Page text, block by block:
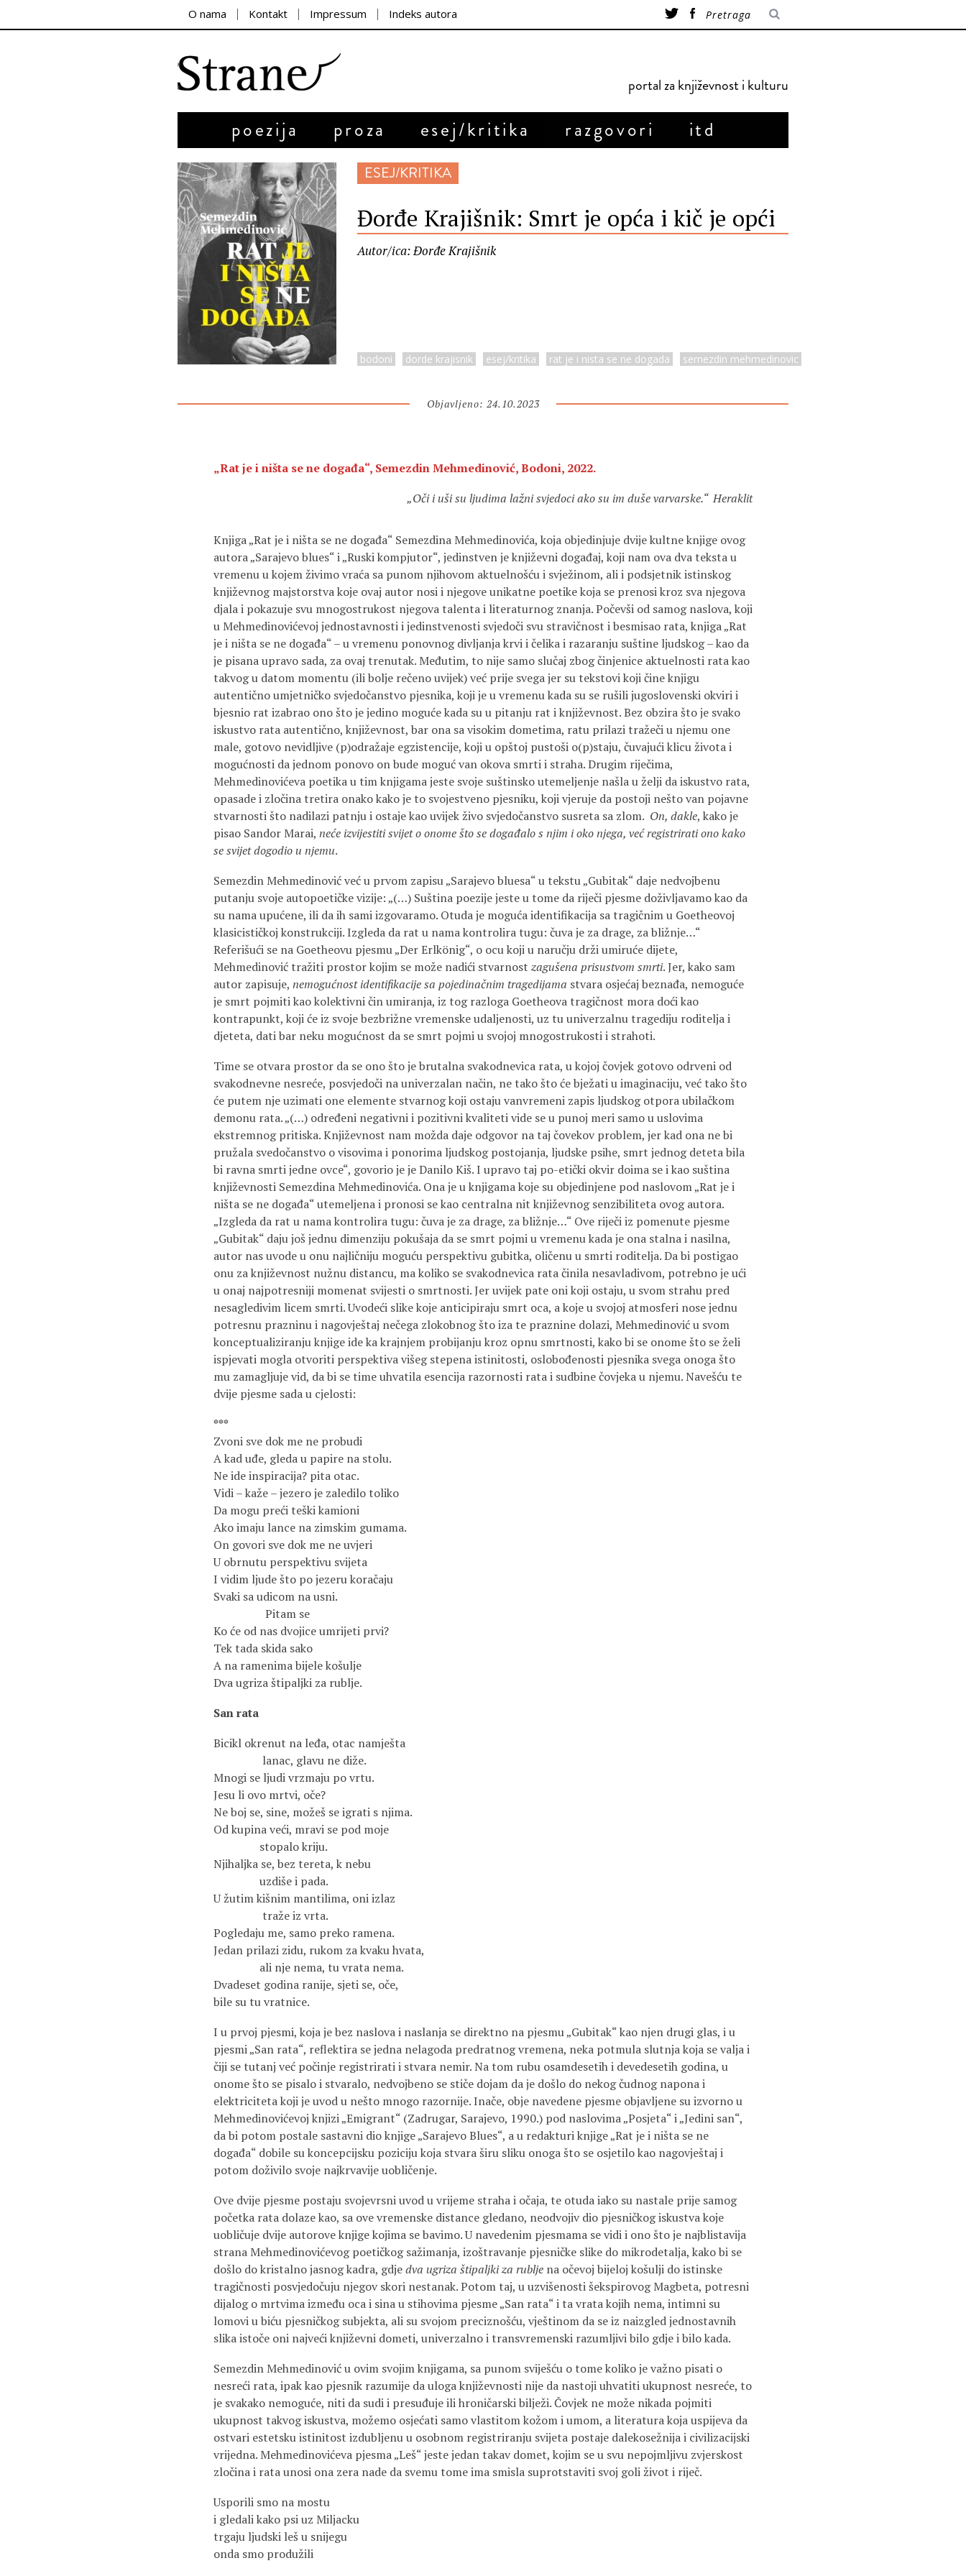
O nama Kontakt Impressum Indeks autora
portal za književnost i kulturu
poezija proza esej/kritika razgovori itd
ESEJ/KRITIKA
Đorđe Krajišnik: Smrt je opća i kič je opći
Autor/ica: Đorđe Krajišnik
bodoni dorde krajisnik esej/kritika rat je i nista se ne dogada semezdin mehmedinovic
Objavljeno: 24.10.2023
„Rat je i ništa se ne događa“, Semezdin Mehmedinović, Bodoni, 2022.
„Oči i uši su ljudima lažni svjedoci ako su im duše varvarske.“ Heraklit
Knjiga „Rat je i ništa se ne događa“ Semezdina Mehmedinovića, koja objedinjuje dvije kultne knjige ovog
autora „Sarajevo blues“ i „Ruski kompjutor“, jedinstven je književni događaj, koji nam ova dva teksta u
vremenu u kojem živimo vraća sa punom njihovom aktuelnošću i svježinom, ali i podsjetnik istinskog
književnog majstorstva koje ovaj autor nosi i njegove unikatne poetike koja se prenosi kroz sva njegova
djala i pokazuje svu mnogostrukost njegova talenta i literaturnog znanja. Počevši od samog naslova, koji
u Mehmedinovićevoj jednostavnosti i jedinstvenosti svjedoči svu stravičnost i besmisao rata, knjiga „Rat
je i ništa se ne događa“ – u vremenu ponovnog divljanja krvi i čelika i razaranju suštine ljudskog – kao da
je pisana upravo sada, za ovaj trenutak. Međutim, to nije samo slučaj zbog činjenice aktuelnosti rata kao
takvog u datom momentu (ili bolje rečeno uvijek) već prije svega jer su tekstovi koji čine knjigu
autentično umjetničko svjedočanstvo pjesnika, koji je u vremenu kada su se rušili jugoslovenski okviri i
bjesnio rat izabrao ono što je jedino moguće kada su u pitanju rat i književnost. Bez obzira što je svako
iskustvo rata autentično, književnost, bar ona sa visokim dometima, ratu prilazi tražeči u njemu one
male, gotovo nevidljive (p)odražaje egzistencije, koji u opštoj pustoši o(p)staju, čuvajući klicu života i
mogućnosti da jednom ponovo on bude moguć van okova smrti i straha. Drugim riječima,
Mehmedinovićeva poetika u tim knjigama jeste svoje suštinsko utemeljenje našla u želji da iskustvo rata,
opasade i zločina tretira onako kako je to svojestveno pjesniku, koji vjeruje da postoji nešto van pojavne
stvarnosti što nadilazi patnju i ostaje kao uvijek živo svjedočanstvo susreta sa zlom. On, dakle, kako je
pisao Sandor Marai, neće izvijestiti svijet o onome što se događalo s njim i oko njega, već registrirati ono kako
se svijet dogodio u njemu.
Semezdin Mehmedinović već u prvom zapisu „Sarajevo bluesa“ u tekstu „Gubitak“ daje nedvojbenu
putanju svoje autopoetičke vizije: „(…) Suština poezije jeste u tome da riječi pjesme doživljavamo kao da
su nama upućene, ili da ih sami izgovaramo. Otuda je moguća identifikacija sa tragičnim u Goetheovoj
klasicističkoj konstrukciji. Izgleda da rat u nama kontrolira tugu: čuva je za drage, za bližnje…“
Referišući se na Goetheovu pjesmu „Der Erlkönig“, o ocu koji u naručju drži umiruće dijete,
Mehmedinović tražiti prostor kojim se može nadići stvarnost zagušena prisustvom smrti. Jer, kako sam
autor zapisuje, nemogućnost identifikacije sa pojedinačnim tragedijama stvara osjećaj beznađa, nemoguće
je smrt pojmiti kao kolektivni čin umiranja, iz tog razloga Goetheova tragičnost mora doći kao
kontrapunkt, koji će iz svoje bezbrižne vremenske udaljenosti, uz tu univerzalnu tragediju roditelja i
djeteta, dati bar neku mogućnost da se smrt pojmi u svojoj mnogostrukosti i strahoti.
Time se otvara prostor da se ono što je brutalna svakodnevica rata, u kojoj čovjek gotovo odrveni od
svakodnevne nesreće, posvjedoči na univerzalan način, ne tako što će bježati u imaginaciju, već tako što
će putem nje uzimati one elemente stvarnog koji ostaju vanvremeni zapis ljudskog otpora ubilačkom
demonu rata. „(…) određeni negativni i pozitivni kvaliteti vide se u punoj meri samo u uslovima
ekstremnog pritiska. Književnost nam možda daje odgovor na taj čovekov problem, jer kad ona ne bi
pružala svedočanstvo o visovima i ponorima ljudskog postojanja, ljudske psihe, smrt jednog deteta bila
bi ravna smrti jedne ovce“, govorio je je Danilo Kiš. I upravo taj po-etički okvir doima se i kao suština
književnosti Semezdina Mehmedinovića. Ona je u knjigama koje su objedinjene pod naslovom „Rat je i
ništa se ne događa“ utemeljena i pronosi se kao centralna nit književnog senzibiliteta ovog autora.
„Izgleda da rat u nama kontrolira tugu: čuva je za drage, za bližnje…“ Ove riječi iz pomenute pjesme
„Gubitak“ daju još jednu dimenziju pokušaja da se smrt pojmi u vremenu kada je ona stalna i nasilna,
autor nas uvode u onu najličniju moguću perspektivu gubitka, oličenu u smrti roditelja. Da bi postigao
onu za književnost nužnu distancu, ma koliko se svakodnevica rata činila nesavladivom, potrebno je ući
u onaj najpotresniji momenat svijesti o smrtnosti. Jer uvijek pate oni koji ostaju, u svom strahu pred
nesagledivim licem smrti. Uvodeći slike koje anticipiraju smrt oca, a koje u svojoj atmosferi nose jednu
potresnu prazninu i nagovještaj nečega zlokobnog što iza te praznine dolazi, Mehmedinović u svom
konceptualiziranju knjige ide ka krajnjem probijanju kroz opnu smrtnosti, kako bi se onome što se želi
ispjevati mogla otvoriti perspektiva višeg stepena istinitosti, oslobođenosti pjesnika svega onoga što
mu zamagljuje vid, da bi se time uhvatila esencija razornosti rata i sudbine čovjeka u njemu. Navešću te
dvije pjesme sada u cjelosti:
***
Zvoni sve dok me ne probudi
A kad uđe, gleda u papire na stolu.
Ne ide inspiracija? pita otac.
Vidi – kaže – jezero je zaledilo toliko
Da mogu preći teški kamioni
Ako imaju lance na zimskim gumama.
On govori sve dok me ne uvjeri
U obrnutu perspektivu svijeta
I vidim ljude što po jezeru koračaju
Svaki sa udicom na usni.
Pitam se
Ko će od nas dvojice umrijeti prvi?
Tek tada skida sako
A na ramenima bijele košulje
Dva ugriza štipaljki za rublje.
San rata
Bicikl okrenut na leđa, otac namješta
lanac, glavu ne diže.
Mnogi se ljudi vrzmaju po vrtu.
Jesu li ovo mrtvi, oče?
Ne boj se, sine, možeš se igrati s njima.
Od kupina veći, mravi se pod moje
stopalo kriju.
Njihaljka se, bez tereta, k nebu
uzdiše i pada.
U žutim kišnim mantilima, oni izlaz
traže iz vrta.
Pogledaju me, samo preko ramena.
Jedan prilazi zidu, rukom za kvaku hvata,
ali nje nema, tu vrata nema.
Dvadeset godina ranije, sjeti se, oče,
bile su tu vratnice.
I u prvoj pjesmi, koja je bez naslova i naslanja se direktno na pjesmu „Gubitak“ kao njen drugi glas, i u
pjesmi „San rata“, reflektira se jedna nelagoda predratnog vremena, neka potmula slutnja koja se valja i
čiji se tutanj već počinje registrirati i stvara nemir. Na tom rubu osamdesetih i devedesetih godina, u
onome što se pisalo i stvaralo, nedvojbeno se stiče dojam da je došlo do nekog čudnog napona i
elektriciteta koji je uvod u nešto mnogo razornije. Inače, obje navedene pjesme objavljene su izvorno u
Mehmedinovićevoj knjizi „Emigrant“ (Zadrugar, Sarajevo, 1990.) pod naslovima „Posjeta“ i „Jedini san“,
da bi potom postale sastavni dio knjige „Sarajevo Blues“, a u redakturi knjige „Rat je i ništa se ne
događa“ dobile su koncepcijsku poziciju koja stvara širu sliku onoga što se osjetilo kao nagovještaj i
potom doživilo svoje najkrvavije uobličenje.
Ove dvije pjesme postaju svojevrsni uvod u vrijeme straha i očaja, te otuda iako su nastale prije samog
početka rata dolaze kao, sa ove vremenske distance gledano, neodvojiv dio pjesničkog iskustva koje
uobličuje dvije autorove knjige kojima se bavimo. U navedenim pjesmama se vidi i ono što je najblistavija
strana Mehmedinovićevog poetičkog sažimanja, izoštravanje pjesničke slike do mikrodetalja, kako bi se
došlo do kristalno jasnog kadra, gdjedva ugriza štipaljki za rublje na očevoj bijeloj košulji do istinske
tragičnosti posvjedočuju njegov skori nestanak. Potom taj, u uzvišenosti šekspirovog Magbeta, potresni
dijalog o mrtvima između oca i sina u stihovima pjesme „San rata“ i ta vrata kojih nema, intimni su
lomovi u biću pjesničkog subjekta, ali su svojom preciznošću, vještinom da se iz naizgled jednostavnih
slika istoče oni najveći književni dometi, univerzalno i transvremenski razumljivi bilo gdje i bilo kada.
Semezdin Mehmedinović u ovim svojim knjigama, sa punom sviješću o tome koliko je važno pisati o
nesreći rata, ipak kao pjesnik razumije da uloga književnosti nije da nastoji uhvatiti ukupnost nesreće, to
je svakako nemoguće, niti da sudi i presuđuje ili hroničarski bilježi. Čovjek ne može nikada pojmiti
ukupnost takvog iskustva, možemo osjećati samo vlastitom kožom i umom, a literatura koja uspijeva da
ostvari estetsku istinitost izdubljenu u osobnom registriranju svijeta postaje dalekosežnija i civilizacijski
vrijedna. Mehmedinovićeva pjesma „Leš“ jeste jedan takav domet, kojim se u svu nepojmljivu zvjerskost
zločina i rata unosi ona zera nade da svemu tome ima smisla suprotstaviti svoj goli život i riječ.
Usporili smo na mostu
i gledali kako psi uz Miljacku
trgaju ljudski leš u snijegu
onda smo produžili